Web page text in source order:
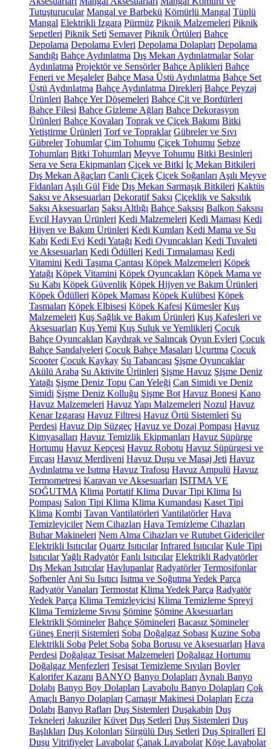
Tutuşturucular Mangal ve Barbekü Kömürlü Mangal Tüplü
Mangal Elektrikli Izgara Pürmüz Piknik Malzemeleri Piknik
Sepetleri Piknik Seti Semaver Piknik Örtüleri Bahçe
Depolama Depolama Evleri Depolama Dolapları Depolama
Sandığı Bahçe Aydınlatma Dış Mekan Aydınlatmalar Solar
Aydınlatma Projektör ve Sensörler Bahçe Aplikleri Bahçe
Feneri ve Meşaleler Bahçe Masa Üstü Aydınlatma Bahçe Set
Üstü Aydınlatma Bahçe Aydınlatma Direkleri Bahçe Peyzaj
Ürünleri Bahçe Yer Döşemeleri Bahçe Çit ve Bordürleri
Bahçe Filesi Bahçe Gizleme Ağları Bahçe Dekorasyon
Ürünleri Bahçe Kovaları Toprak ve Çiçek Bakımı Bitki
Yetiştirme Ürünleri Torf ve Topraklar Gübreler ve Sıvı
Gübreler Tohumlar Çim Tohumu Çiçek Tohumu Sebze
Tohumları Bitki Tohumları Meyve Tohumu Bitki Besinleri
Sera ve Sera Ekipmanları Çiçek ve Bitki İç Mekan Bitkileri
Dış Mekan Ağaçları Canlı Çiçek Çiçek Soğanları Aşılı Meyve
Fidanları Aşılı Gül Fide Dış Mekan Sarmaşık Bitkileri Kaktüs
Saksı ve Aksesuarları Dekoratif Saksı Çiçeklik ve Saksılık
Saksı Aksesuarları Saksı Altlığı Bahçe Saksısı Balkon Saksısı
Evcil Hayvan Ürünleri Kedi Malzemeleri Kedi Maması Kedi
Hijyen ve Bakım Ürünleri Kedi Kumları Kedi Mama ve Su
Kabı Kedi Evi Kedi Yatağı Kedi Oyuncakları Kedi Tuvaleti
ve Aksesuarları Kedi Ödülleri Kedi Tırmalaması Kedi
Vitamini Kedi Taşıma Çantası Köpek Malzemeleri Köpek
Yatağı Köpek Vitamini Köpek Oyuncakları Köpek Mama ve
Su Kabı Köpek Güvenlik Köpek Hijyen ve Bakım Ürünleri
Köpek Ödülleri Köpek Maması Köpek Kulübesi Köpek
Tasmaları Köpek Elbisesi Köpek Kafesi Kümesler Kuş
Malzemeleri Kuş Sağlık ve Bakım Ürünleri Kuş Kafesleri ve
Aksesuarları Kuş Yemi Kuş Suluk ve Yemlikleri Çocuk
Bahçe Oyuncakları Kaydırak ve Salıncak Oyun Evleri Çocuk
Bahçe Sandalyeleri Çocuk Bahçe Masaları Uçurtma Çocuk
Scooter Çocuk Kaykay Su Tabancası Şişme Oyuncaklar
Akülü Araba Su Aktivite Ürünleri Şişme Havuz Şişme Deniz
Yatağı Şişme Deniz Topu Can Yeleği Can Simidi ve Deniz
Simidi Şişme Deniz Kolluğu Şişme Bot Havuz Bonesi Kano
Havuz Malzemeleri Havuz Yapı Malzemeleri Nozul Havuz
Kenar Izgarası Havuz Filtresi Havuz Örtü Sistemleri Su
Perdesi Havuz Dip Süzgeç Havuz ve Dozaj Pompası Havuz
Kimyasalları Havuz Temizlik Ekipmanları Havuz Süpürge
Hortumu Havuz Kepçesi Havuz Robotu Havuz Süpürgesi ve
Fırçası Havuz Merdiveni Havuz Duşu ve Masaj Jeti Havuz
Aydınlatma ve Isıtma Havuz Trafosu Havuz Ampulü Havuz
Termometresi Karavan ve Aksesuarları ISITMA VE
SOĞUTMA Klima Portatif Klima Duvar Tipi Klima Isı
Pompası Salon Tipi Klima Klima Kumandası Kaset Tipi
Klima Kombi Tavan Vantilatörleri Vantilatörler Hava
Temizleyiciler Nem Cihazları Hava Temizleme Cihazları
Buhar Makineleri Nem Alma Cihazları ve Rutubet Gidericiler
Elektrikli Isıtıcılar Quartz Isıtıcılar Infrared Isıtıcılar Kule Tipi
IsıtıcılarYağlı Radyatör Fanlı Isıtıcılar Elektrikli Radyatörler
Dış Mekan Isıtıcılar Havlupanlar Radyatörler Termosifonlar
Şofbenler Ani Su Isıtıcı Isıtma ve Soğutma Yedek Parça
Radyatör Vanaları Termostat Klima Yedek Parça Radyatör
Yedek Parça Klima Temizleyicisi Klima Temizleme Spreyi
Klima Temizleme Sıvısı Şömine Şömine Aksesuarları
Elektrikli Şömineler Bahçe Şömineleri Bacasız Şömineler
Güneş Enerji Sistemleri Soba Doğalgaz Sobası Kuzine Soba
Elektrikli Soba Pelet Soba Soba Borusu ve Aksesuarları Hava
Perdesi Doğalgaz Tesisat Malzemeleri Doğalgaz Hortumu
Doğalgaz Menfezleri Tesisat Temizleme Sıvıları Boyler
Kalorifer Kazanı BANYO Banyo Dolapları Aynalı Banyo
Dolabı Banyo Boy Dolapları Lavabolu Banyo Dolapları Çok
Amaçlı Banyo Dolapları Çamaşır Makinesi Dolapları Ecza
Dolabı Banyo Rafları Duş Sistemleri Duşakabin Duş
Tekneleri Jakuziler Küvet Duş Setleri Duş Sistemleri Duş
Başlıkları Duş Kolonları Sürgülü Duş Setleri Duş Spiralleri El
Duşu Vitrifiyeler Lavabolar Çanak Lavabolar Köşe Lavabolar